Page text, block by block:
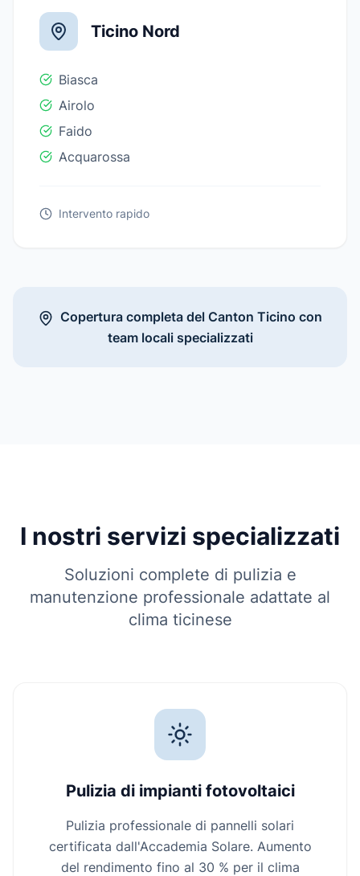
Ticino Nord
Biasca
Airolo
Faido
Acquarossa
Intervento rapido
Copertura completa del Canton Ticino con
team locali specializzati
I nostri servizi specializzati
Soluzioni complete di pulizia e
manutenzione professionale adattate al
clima ticinese
Pulizia di impianti fotovoltaici
Pulizia professionale di pannelli solari
certificata dall'Accademia Solare. Aumento
del rendimento fino al 30 % per il clima